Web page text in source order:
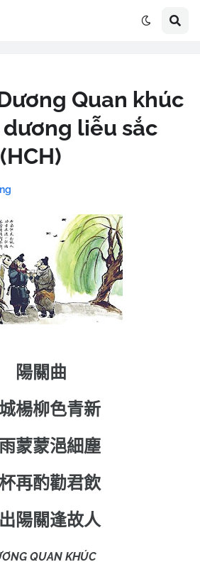
Quan khúc
dương liễu sắc
陽關曲
楊柳色青新
蒙蒙浥細塵
再酌勸君飲
陽關逢故人
QUAN KHÚC